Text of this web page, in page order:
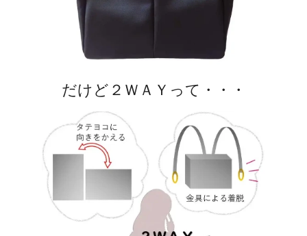
だけど２ＷＡＹって・・・